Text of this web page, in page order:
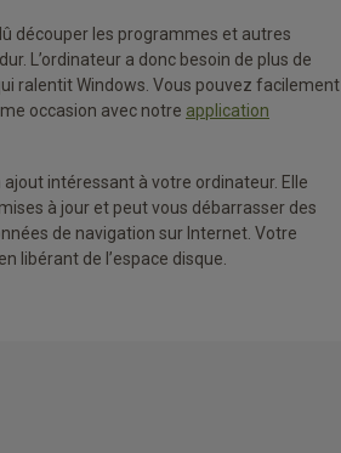
découper les programmes et autres
L’ordinateur a donc besoin de plus de
ralentit Windows. Vous pouvez facilement
occasion avec notre application
intéressant à votre ordinateur. Elle
à jour et peut vous débarrasser des
de navigation sur Internet. Votre
libérant de l’espace disque.